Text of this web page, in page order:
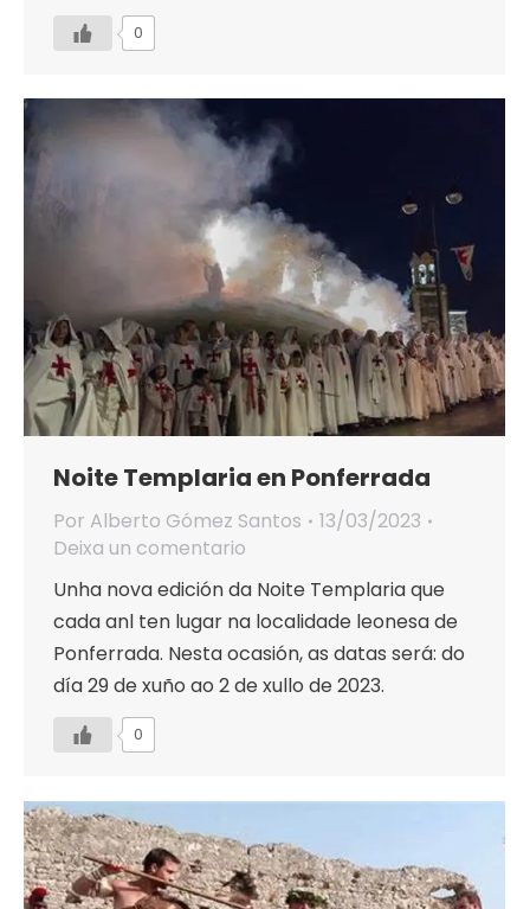
0
Noite Templaria en Ponferrada
Por Alberto Gómez Santos
13/03/2023
Deixa un comentario
Unha nova edición da Noite Templaria que
cada anl ten lugar na localidade leonesa de
Ponferrada. Nesta ocasión, as datas será: do
día 29 de xuño ao 2 de xullo de 2023.
0